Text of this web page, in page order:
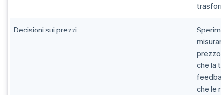
Decisioni sui prezzi
che la
che le